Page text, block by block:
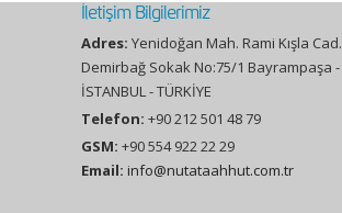
İletişim Bilgilerimiz
Adres: Yenidoğan Mah. Rami Kışla Cad.
Demirbağ Sokak No:75/1 Bayrampaşa -
İSTANBUL - TÜRKİYE
Telefon: +90 212 501 48 79
GSM: +90 554 922 22 29
Email: info@nutataahhut.com.tr